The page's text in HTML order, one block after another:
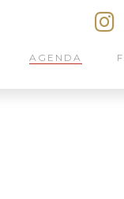
AGENDA